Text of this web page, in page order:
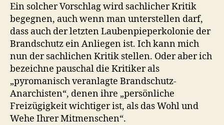
Ein solcher Vorschlag wird sachlicher Kritik
begegnen, auch wenn man unterstellen darf,
dass auch der letzten Laubenpieperkolonie der
Brandschutz ein Anliegen ist. Ich kann mich
nun der sachlichen Kritik stellen. Oder aber ich
bezeichne pauschal die Kritiker als
„pyromanisch veranlagte Brandschutz-
Anarchisten“, denen ihre „persönliche
Freizügigkeit wichtiger ist, als das Wohl und
Wehe Ihrer Mitmenschen“.